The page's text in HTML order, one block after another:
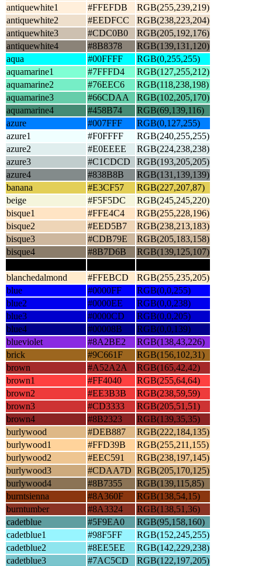
antiquewhite1
#FFEFDB
RGB(255,239,219)
antiquewhite2
#EEDFCC
RGB(238,223,204)
antiquewhite3
#CDC0B0
RGB(205,192,176)
antiquewhite4
#8B8378
RGB(139,131,120)
aqua
#00FFFF
RGB(0,255,255)
aquamarine1
#7FFFD4
RGB(127,255,212)
aquamarine2
#76EEC6
RGB(118,238,198)
aquamarine3
#66CDAA
RGB(102,205,170)
aquamarine4
#458B74
RGB(69,139,116)
azure
#007FFF
RGB(0,127,255)
azure1
#F0FFFF
RGB(240,255,255)
azure2
#E0EEEE
RGB(224,238,238)
azure3
#C1CDCD
RGB(193,205,205)
azure4
#838B8B
RGB(131,139,139)
banana
#E3CF57
RGB(227,207,87)
beige
#F5F5DC
RGB(245,245,220)
bisque1
#FFE4C4
RGB(255,228,196)
bisque2
#EED5B7
RGB(238,213,183)
bisque3
#CDB79E
RGB(205,183,158)
bisque4
#8B7D6B
RGB(139,125,107)
blanchedalmond
#FFEBCD
RGB(255,235,205)
blue
#0000FF
RGB(0,0,255)
blue2
#0000EE
RGB(0,0,238)
blue3
#0000CD
RGB(0,0,205)
blue4
#00008B
RGB(0,0,139)
blueviolet
#8A2BE2
RGB(138,43,226)
brick
#9C661F
RGB(156,102,31)
brown
#A52A2A
RGB(165,42,42)
brown1
#FF4040
RGB(255,64,64)
brown2
#EE3B3B
RGB(238,59,59)
brown3
#CD3333
RGB(205,51,51)
brown4
#8B2323
RGB(139,35,35)
burlywood
#DEB887
RGB(222,184,135)
burlywood1
#FFD39B
RGB(255,211,155)
burlywood2
#EEC591
RGB(238,197,145)
burlywood3
#CDAA7D RGB(205,170,125)
burlywood4
#8B7355
RGB(139,115,85)
burntsienna
#8A360F
RGB(138,54,15)
burntumber
#8A3324
RGB(138,51,36)
cadetblue
#5F9EA0
RGB(95,158,160)
cadetblue1
#98F5FF
RGB(152,245,255)
cadetblue2
#8EE5EE
RGB(142,229,238)
cadetblue3
#7AC5CD
RGB(122,197,205)